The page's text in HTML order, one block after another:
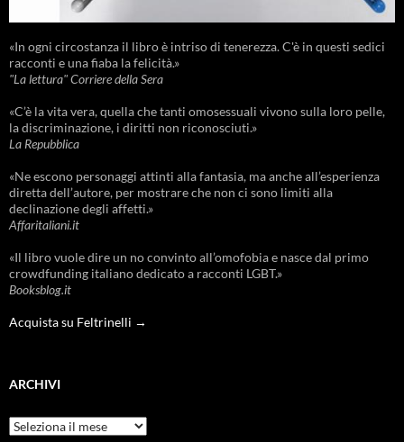
«In ogni circostanza il libro è intriso di tenerezza. C'è in questi sedici
racconti e una fiaba la felicità.»
"La lettura" Corriere della Sera
«C’è la vita vera, quella che tanti omosessuali vivono sulla loro pelle,
la discriminazione, i diritti non riconosciuti.»
La Repubblica
«Ne escono personaggi attinti alla fantasia, ma anche all’esperienza
diretta dell’autore, per mostrare che non ci sono limiti alla
declinazione degli affetti.»
Affaritaliani.it
«Il libro vuole dire un no convinto all’omofobia e nasce dal primo
crowdfunding italiano dedicato a racconti LGBT.»
Booksblog.it
Acquista su Feltrinelli →
ARCHIVI
Archivi